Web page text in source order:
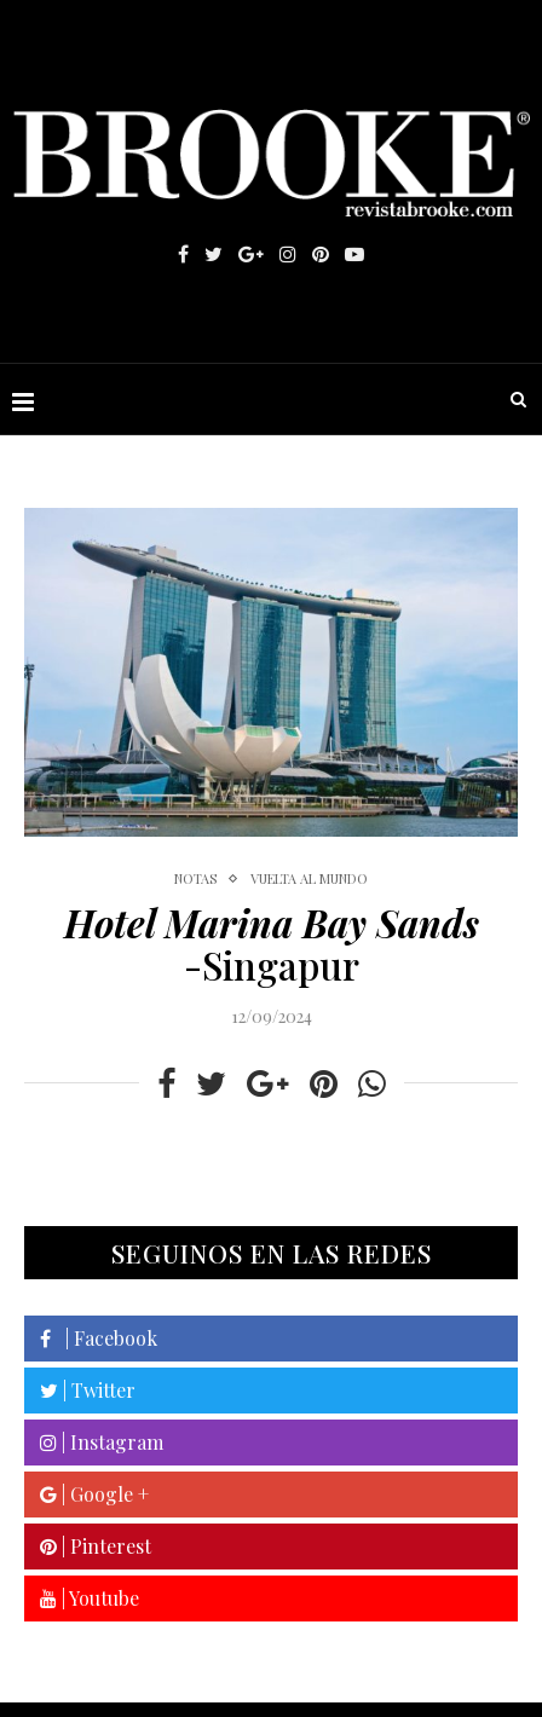
NOTAS VUELTA AL MUNDO
Hotel Marina Bay Sands
-Singapur
12/09/2024
SEGUINOS EN LAS REDES
| Facebook
| Twitter
| Instagram
| Google +
| Pinterest
| Youtube